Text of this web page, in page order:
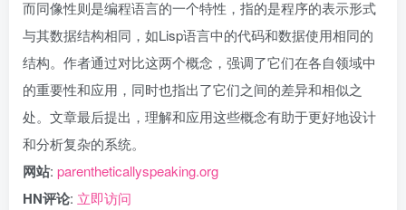
而同像性则是编程语言的一个特性，指的是程序的表示形式
与其数据结构相同，如Lisp语言中的代码和数据使用相同的
结构。作者通过对比这两个概念，强调了它们在各自领域中
的重要性和应用，同时也指出了它们之间的差异和相似之
处。文章最后提出，理解和应用这些概念有助于更好地设计
和分析复杂的系统。
网站: parentheticallyspeaking.org
HN评论: 立即访问